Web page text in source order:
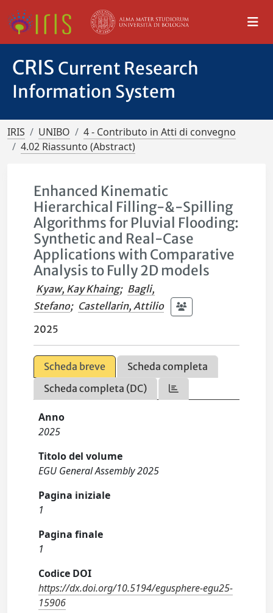
CRIS Current Research
Information System
IRIS UNIBO
4 - Contributo in Atti di convegno
4.02 Riassunto (Abstract)
Enhanced Kinematic
Hierarchical Filling-&-Spilling
Algorithms for Pluvial Flooding:
Synthetic and Real-Case
Applications with Comparative
Analysis to Fully 2D models
Kyaw, Kay Khaing; Bagli,
Stefano; Castellarin, Attilio
2025
Scheda breve
Scheda completa
Scheda completa (DC)
Anno
2025
Titolo del volume
EGU General Assembly 2025
Pagina iniziale
1
Pagina finale
1
Codice DOI
https://dx.doi.org/10.5194/egusphere-egu25-
15906